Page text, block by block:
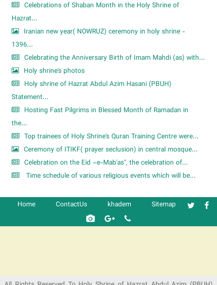
Celebrations of Shaban Month in the Holy Shrine of
Hazrat...
Iranian new year( NOWRUZ) ceremony in holy shrine -
1396...
Celebrating the Anniversary Birth of Imam Mahdi (as) with...
Holy shrine's photos
Holy shrine of Hazrat Abdul Azim Hasani (PBUH)
Statement...
Hosting Fast Pilgrims in Blessed Month of Ramadan in
the...
Top trainees of Holy Shrine's Quran Training Centre were...
Ceremony of ITIKF( prayer seclusion) in central mosque...
Celebration on the Eid –e-Mab'as", the celebration of...
Time schedule of various religious events which will be...
Home ContactUs khadem Sitemap